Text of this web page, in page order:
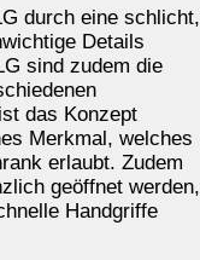
durch eine schlicht,
Details
sind zudem die
das Konzept
Merkmal, welches
erlaubt. Zudem
geöffnet werden,
Handgriffe